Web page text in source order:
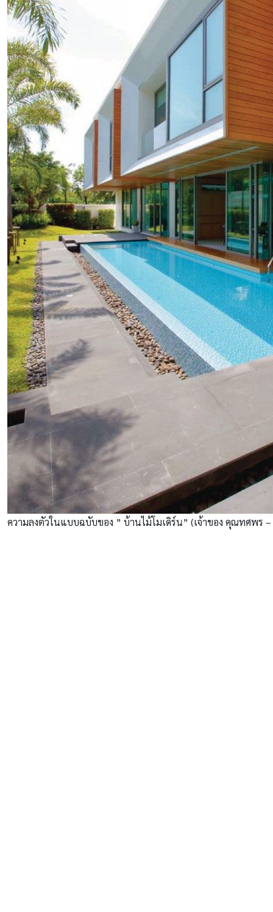
ความลงตัวในแบบฉบับของ ” บ้านไม้โมเดิร์น” (เจ้าของ คุณทศพร